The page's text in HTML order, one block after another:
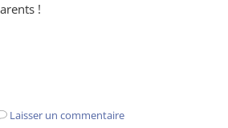
!
Laisser un commentaire